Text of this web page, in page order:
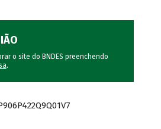
o site do BNDES preenchendo
.